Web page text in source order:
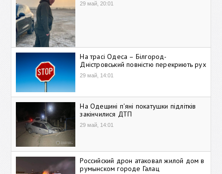
29 май, 20:01
На трасі Одеса – Білгород-
Дністровський повністю перекриють рух
29 май, 14:01
На Одещині п'яні покатушки підлітків
закінчилися ДТП
29 май, 14:01
Российский дрон атаковал жилой дом в
румынском городе Галац